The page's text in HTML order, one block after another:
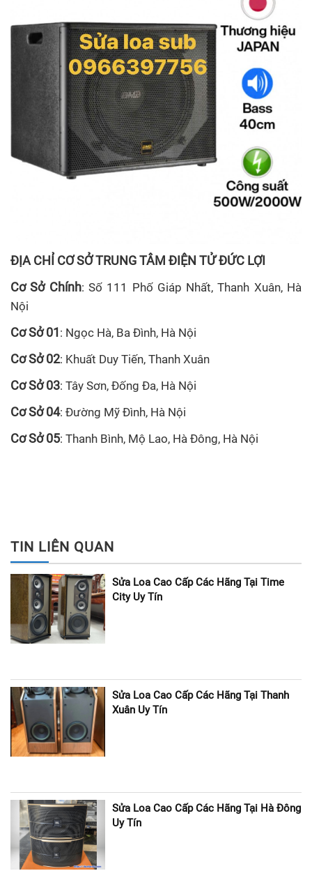
ĐỊA CHỈ CƠ SỞ TRUNG TÂM ĐIỆN TỬ ĐỨC LỢI
Cơ Sở Chính: Số 111 Phố Giáp Nhất, Thanh Xuân, Hà
Nội
Cơ Sở 01: Ngọc Hà, Ba Đình, Hà Nội
Cơ Sở 02: Khuất Duy Tiến, Thanh Xuân
Cơ Sở 03: Tây Sơn, Đống Đa, Hà Nội
Cơ Sở 04: Đường Mỹ Đình, Hà Nội
Cơ Sở 05: Thanh Bình, Mộ Lao, Hà Đông, Hà Nội
TIN LIÊN QUAN
Sửa Loa Cao Cấp Các Hãng Tại Time
City Uy Tín
Sửa Loa Cao Cấp Các Hãng Tại Thanh
Xuân Uy Tín
Sửa Loa Cao Cấp Các Hãng Tại Hà Đông
Uy Tín